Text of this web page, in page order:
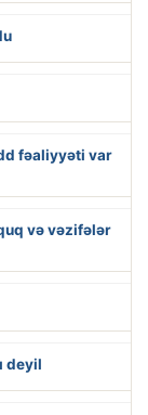
fəaliyyəti var
və vəzifələr
deyil